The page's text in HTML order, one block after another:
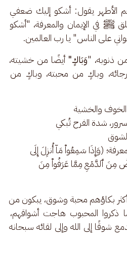
يقول: أشكو إليك ضعفي
ﷺ في الإيمان والمعرفة، "أشكو
على الناس" يا رب العالمين.
ذنوبه، "وَبَاكٍ" أيضًا من خشيته،
وباكٍ من محبته، وباكٍ من
والخشية
شدة الفرح تُبكي
(وَإِذَا سَمِعُوا۟ مَاۤ أُنزِلَ إِلَى
مِنَ ٱلدَّمۡعِ مِمَّا عَرَفُوا۟ مِنَ
بكاؤهم محبة وشوق، يبكون من
ذكروا المحبوب هاجت أشواقهم،
إلى الله وإلى لقائه سبحانه